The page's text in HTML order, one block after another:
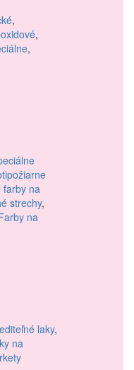
,
,
,
farby na
strechy,
na
laky,
na